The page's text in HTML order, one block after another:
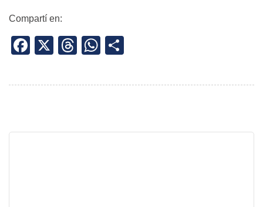
Compartí en:
Facebook
X Threads
WhatsApp